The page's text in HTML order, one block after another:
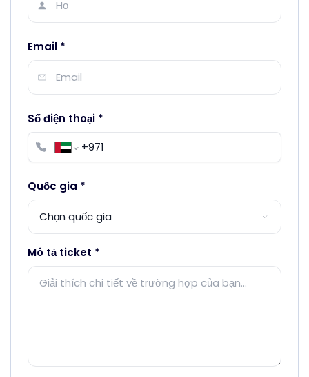
Email *
Số điện thoại *
Quốc gia *
Mô tả ticket *